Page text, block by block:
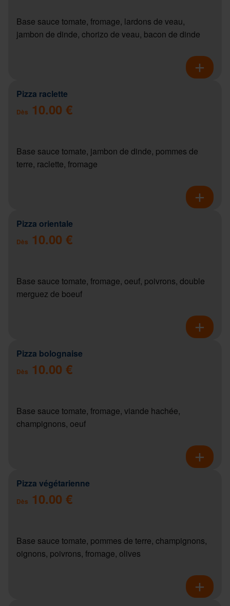
Base sauce tomate, fromage, lardons de veau,
jambon de dinde, chorizo de veau, bacon de dinde
Pizza raclette
Dès 10.00 €
Base sauce tomate, jambon de dinde, pommes de
terre, raclette, fromage
Pizza orientale
Dès 10.00 €
Base sauce tomate, fromage, oeuf, poivrons, double
merguez de boeuf
Pizza bolognaise
Dès 10.00 €
Base sauce tomate, fromage, viande hachée,
champignons, oeuf
Pizza végétarienne
Dès 10.00 €
Base sauce tomate, pommes de terre, champignons,
oignons, poivrons, fromage, olives